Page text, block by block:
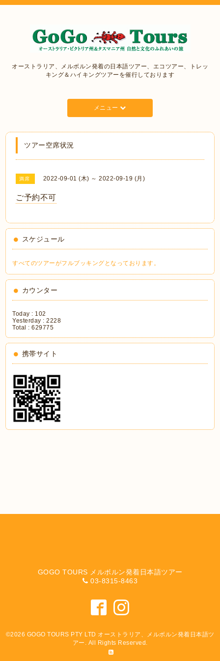
オーストラリア、メルボルン発着の日本語ツアー、エコツアー、トレッ
キング＆ハイキングツアーを催行しております
メニュー
ツアー空席状況
満席 2022-09-01 (木) ～ 2022-09-19 (月)
ご予約不可
スケジュール
すべてのツアーがフルブッキングとなっております。
カウンター
Today : 102
Yesterday :2228
Total :629775
携帯サイト
GOGO TOURS メルボルン発着日本語ツアー
03-8315-8463
©2026 GOGO TOURS PTY LTD オーストラリア、メルボルン発着日本語ツ
アー . All Rights Reserved.